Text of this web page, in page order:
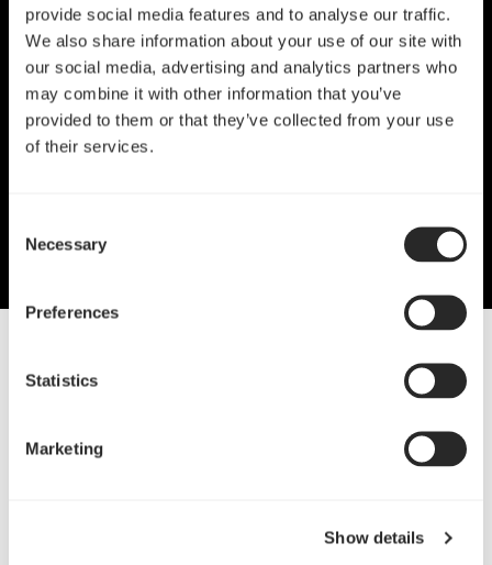
provide social media features and to analyse our traffic.
We also share information about your use of our site with
our social media, advertising and analytics partners who
may combine it with other information that you’ve
provided to them or that they’ve collected from your use
of their services.
Selection
Necessary
Preferences
Statistics
Marketing
Show details
Popシリーズの紹介
表現力に優れたオープンフロントのエアフローと、